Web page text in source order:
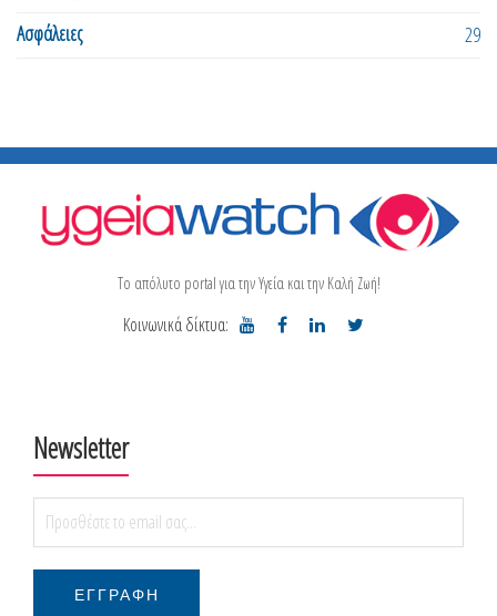
Ασφάλειες
29
Το απόλυτο portal για την Υγεία και την Καλή Ζωή!
Κοινωνικά δίκτυα:
Newsletter